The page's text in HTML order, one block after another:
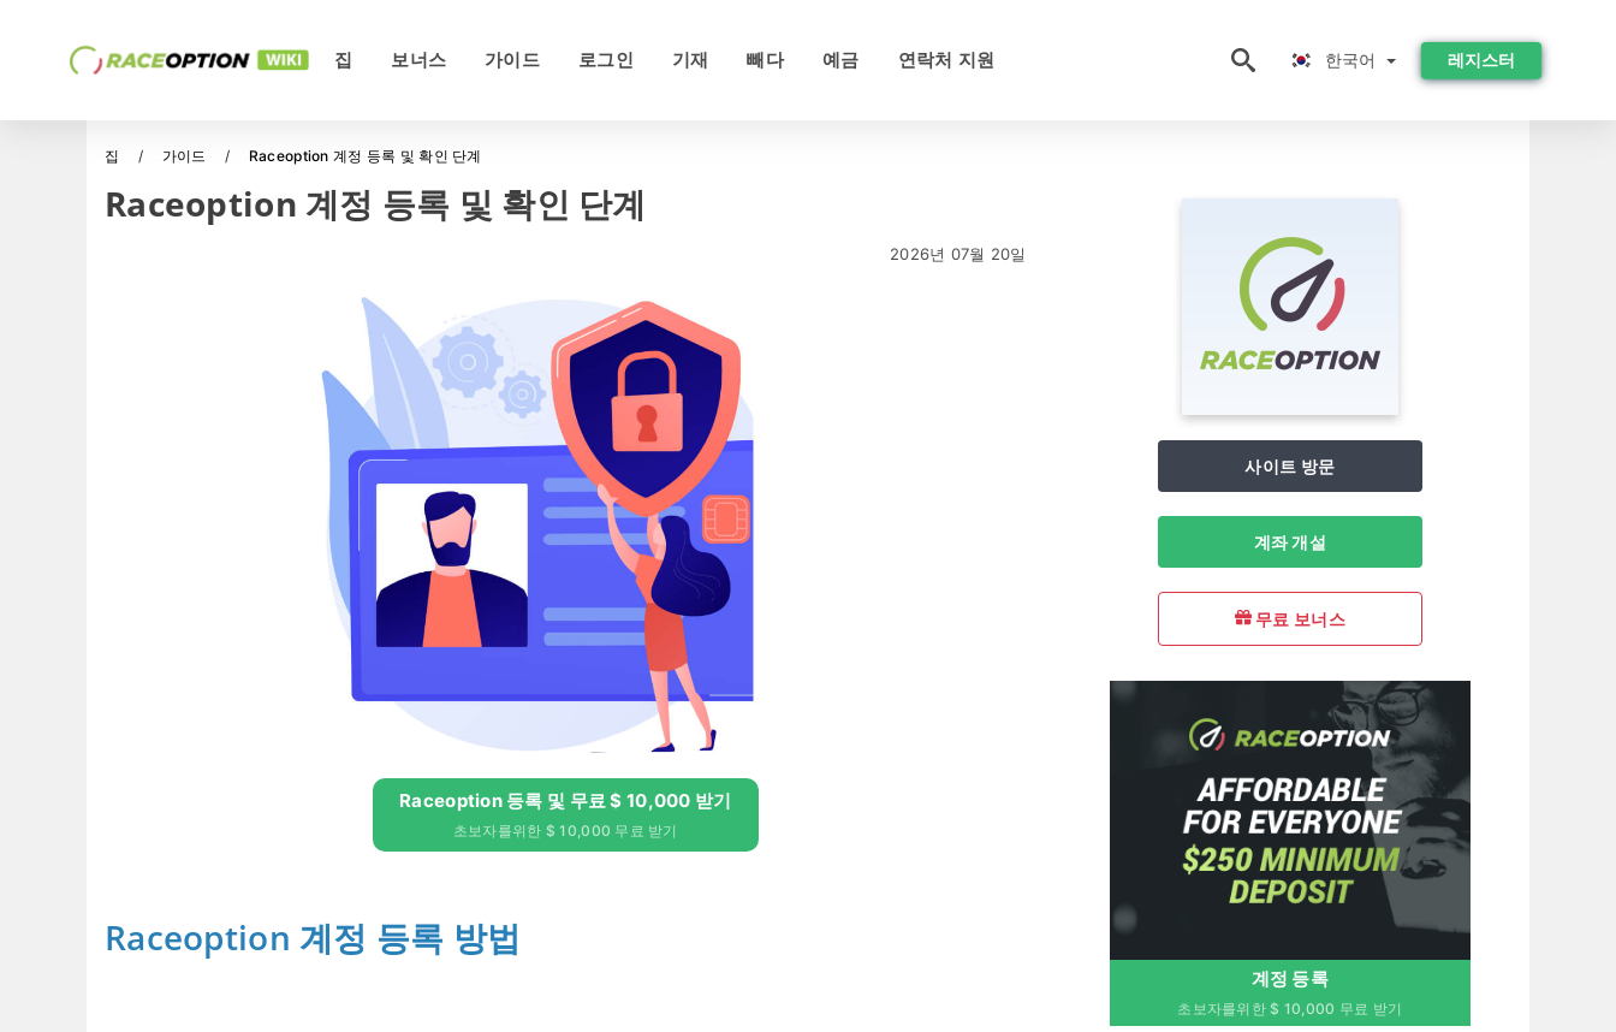
집 보너스 가이드 로그인 기재 빼다 예금 연락처 지원 한국어 레지스터
집 가이드 Raceoption 계정 등록 및 확인 단계
Raceoption 계정 등록 및 확인 단계
2026년 07월 20일
Raceoption 등록 및 무료 $ 10,000 받기
초보자를위한 $ 10,000 무료 받기
Raceoption 계정 등록 방법
사이트 방문
계좌 개설
무료 보너스
계정 등록
초보자를위한 $ 10,000 무료 받기